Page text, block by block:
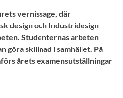
vernissage, där
design och Industridesign
Studenternas arbeten
göra skillnad i samhället. På
årets examensutställningar